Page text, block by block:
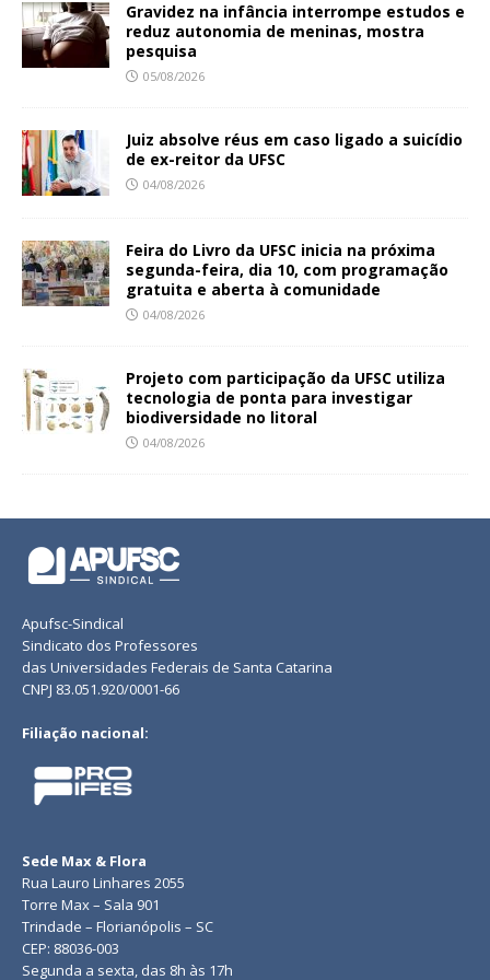
Gravidez na infância interrompe estudos e
reduz autonomia de meninas, mostra
pesquisa
05/08/2026
Juiz absolve réus em caso ligado a suicídio
de ex-reitor da UFSC
04/08/2026
Feira do Livro da UFSC inicia na próxima
segunda-feira, dia 10, com programação
gratuita e aberta à comunidade
04/08/2026
Projeto com participação da UFSC utiliza
tecnologia de ponta para investigar
biodiversidade no litoral
04/08/2026
Apufsc-Sindical
Sindicato dos Professores
das Universidades Federais de Santa Catarina
CNPJ 83.051.920/0001-66
Filiação nacional:
Sede Max & Flora
Rua Lauro Linhares 2055
Torre Max – Sala 901
Trindade – Florianópolis – SC
CEP: 88036-003
Segunda a sexta, das 8h às 17h